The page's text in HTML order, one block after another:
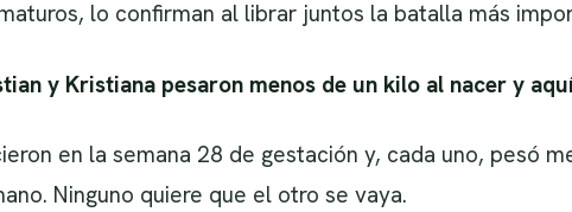
lo confirman al librar juntos la batalla más
y Kristiana pesaron menos de un kilo al nacer y
en la semana 28 de gestación y, cada uno, pesó
Ninguno quiere que el otro se vaya.